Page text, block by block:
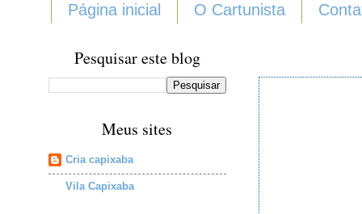
Página inicial O Cartunista
Pesquisar este blog
Meus sites
Cria capixaba
Vila Capixaba